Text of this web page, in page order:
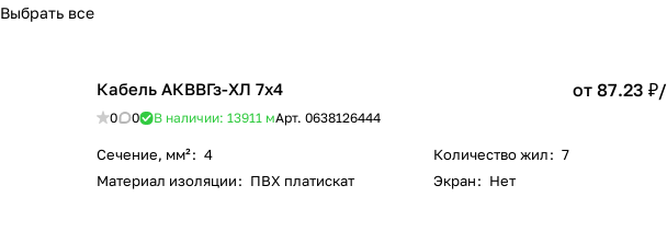
Выбрать все
Кабель АКВВГз-ХЛ 7х4
0 0 В наличии: 13911 мАрт. 0638126444
от 87.23 ₽/
Сечение, мм²: 4 Количество жил: 7
Материал изоляции: ПВХ платискат Экран: Нет